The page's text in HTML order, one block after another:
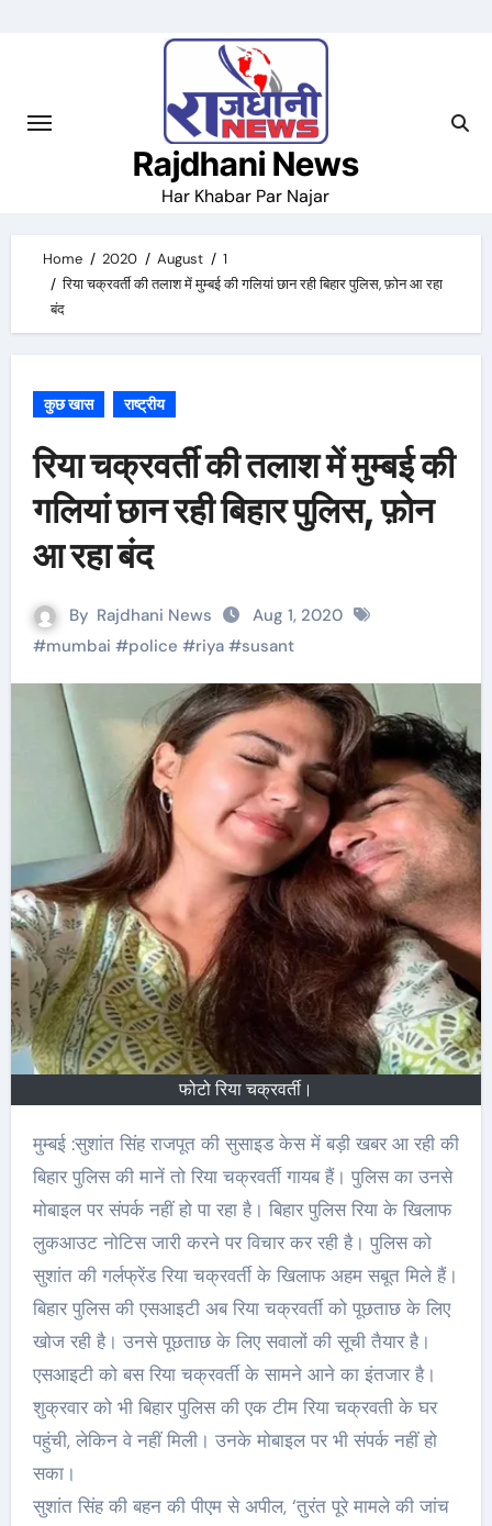
Rajdhani News
Har Khabar Par Najar
Home 2020 August
1
रिया चक्रवर्ती की तलाश में मुम्बई की गलियां छान रही बिहार पुलिस, फ़ोन आ रहा
बंद
कुछ खास राष्ट्रीय
रिया चक्रवर्ती की तलाश में मुम्बई की
गलियां छान रही बिहार पुलिस, फ़ोन
आ रहा बंद
By Rajdhani News
Aug 1, 2020
#mumbai #police #riya#susant
फोटो रिया चक्रवर्ती।
मुम्बई :सुशांत सिंह राजपूत की सुसाइड केस में बड़ी खबर आ रही की
बिहार पुलिस की मानें तो रिया चक्रवर्ती गायब हैं। पुलिस का उनसे
मोबाइल पर संपर्क नहीं हो पा रहा है। बिहार पुलिस रिया के खिलाफ
लुकआउट नोटिस जारी करने पर विचार कर रही है। पुलिस को
सुशांत की गर्लफ्रेंड रिया चक्रवर्ती के खिलाफ अहम सबूत मिले हैं।
बिहार पुलिस की एसआइटी अब रिया चक्रवर्ती को पूछताछ के लिए
खोज रही है। उनसे पूछताछ के लिए सवालों की सूची तैयार है।
एसआइटी को बस रिया चक्रवर्ती के सामने आने का इंतजार है।
शुक्रवार को भी बिहार पुलिस की एक टीम रिया चक्रवती के घर
पहुंची, लेकिन वे नहीं मिली। उनके मोबाइल पर भी संपर्क नहीं हो
सका।
सुशांत सिंह की बहन की पीएम से अपील, ‘तुरंत पूरे मामले की जांच